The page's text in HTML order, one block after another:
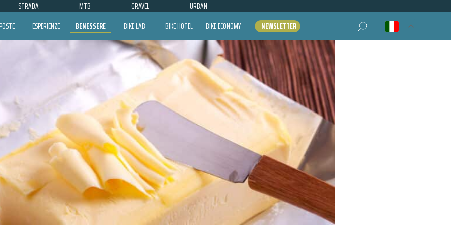
STRADA MTB GRAVEL URBAN
ESPERIENZE BENESSERE BIKE LAB BIKE HOTEL BIKE ECONOMY NEWSLETTER Ricerca per: